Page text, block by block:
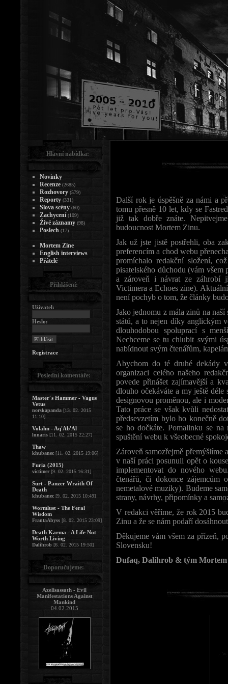
Další rok je úspěšně za námi a
tomu přesně 10 let, kdy se
již tak dobře znáte.
budoucnost Mortem Zinu.
Jak už jste jistě postřehli, oba
preferencím a chod webu
promíchalo redakční složení,
pisatelského důchodu (vám
a zároveň i návrat ze záhrobí
Victimera a Echoes zine).
není pochyb o tom, že články
Jako jednomu z mála zinů na naší
států, a to nejen díky anglickým
dlouhodobou spoluprací s
Nechceme se tu chlubit svými
nabídnout svým čtenářům,
Abychom do té druhé dekády
organizaci celého našeho
povede přinášet zajímavější a
dlouho očekáváte a my ještě
designovou proměnou, ale i
Tato práce se však kvůli
předsevzetím bylo ho konečně
se ho dočkáte. Pomalinku se
spuštění webu k všeobecné
Zároveň samozřejmě
v naší práci posunuli opět o
implementovat do nového
čtenářů, či dokonce zájemcům
nemetalové muziky). Budeme
strany, návrhy, připomínky a
V redakci věříme, že rok 2015
Zinu a že se nám podaří
Děkujeme vám všem za přízeň,
Slovensku!
Dufaq, Dalihrob & tým Mortem
Hlavní nabídka:
Novinky
Recenze (2685)
Rozhovory (579)
Reporty (331)
Slova scény (60)
Zachycení (109)
Živé záznamy (98)
Poslech (17)
Mortem Zine
English interviews
Přátelé
Přihlášení:
Uživatel:
Heslo:
Registrace
Poslední komentáře:
Master´s Hammer - Vagus
Vetus
norskapanda [13. 02. 2015
11:10]
Volahn - Aq'Ab'Al
lunaris [11. 02. 2015 22:27]
Thaw
khubanec [11. 02. 2015 19:06]
Furia (2015)
victimer[9. 02. 2015 16:31]
Surt - Panzer Wraith Of
Death
khubanec [9. 02. 2015 10:49]
Wormlust - The Feral
Wisdom
FrantaAbyss [8. 02. 2015 23:09]
Death Karma - A Life Not
Worth Living
Dalihrob [6. 02. 2015 19:50]
Doporučujeme:
Azelisassath - Evil
Manifestations Against
Mankind
04.02.2015